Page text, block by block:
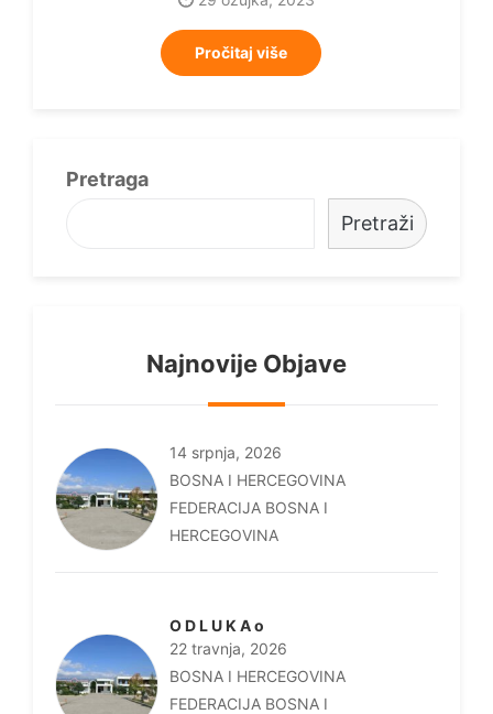
Pročitaj više
Pretraga
Pretraži
Najnovije Objave
14 srpnja, 2026
BOSNA I HERCEGOVINA
FEDERACIJA BOSNA I
HERCEGOVINA
O D L U K A o
22 travnja, 2026
BOSNA I HERCEGOVINA
FEDERACIJA BOSNA I